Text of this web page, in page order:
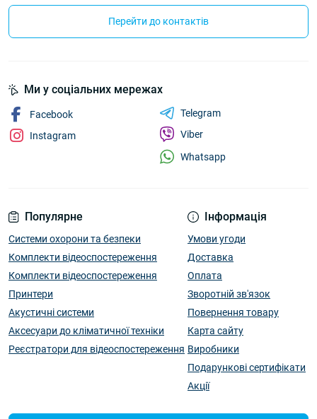
Перейти до контактів
Популярне
Системи охорони та безпеки
Комплекти відеоспостереження
Комплекти відеоспостереження
Принтери
Акустичні системи
Аксесуари до кліматичної техніки
Реєстратори для відеоспостереження
Інформація
Умови угоди
Доставка
Оплата
Зворотній зв'язок
Повернення товару
Карта сайту
Виробники
Подарункові сертифікати
Акції
Ми у соціальних мережах
Facebook
Instagram
Telegram
Viber
Whatsapp